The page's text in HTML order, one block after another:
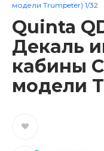
модели Trumpeter) 1/32
Quinta
Декаль
кабины
модели